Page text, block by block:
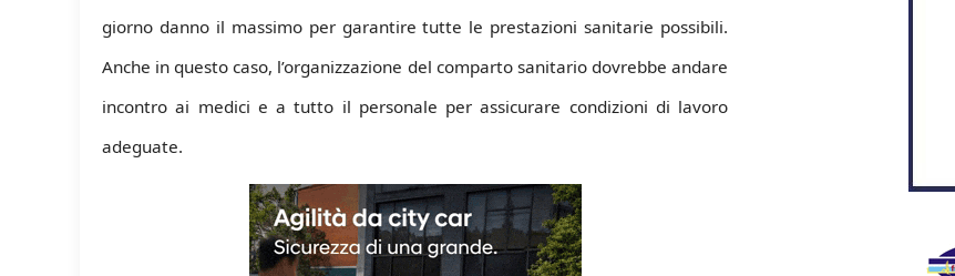
giorno danno il massimo per garantire tutte le prestazioni sanitarie possibili.
Anche in questo caso, l’organizzazione del comparto sanitario dovrebbe andare
incontro ai medici e a tutto il personale per assicurare condizioni di lavoro
adeguate.